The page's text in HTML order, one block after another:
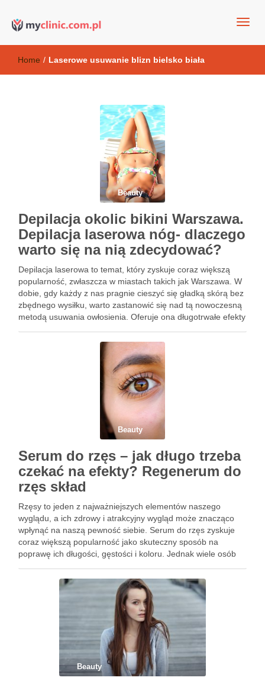
Kosmetyki antyoksydacyjne
Home / Laserowe usuwanie blizn bielsko biała
Beauty
Depilacja okolic bikini Warszawa.
Depilacja laserowa nóg- dlaczego
warto się na nią zdecydować?
Depilacja laserowa to temat, który zyskuje coraz większą
popularność, zwłaszcza w miastach takich jak Warszawa. W
dobie, gdy każdy z nas pragnie cieszyć się gładką skórą bez
zbędnego wysiłku, warto zastanowić się nad tą nowoczesną
metodą usuwania owłosienia. Oferuje ona długotrwałe efekty
Beauty
Serum do rzęs – jak długo trzeba
czekać na efekty? Regenerum do
rzęs skład
Rzęsy to jeden z najważniejszych elementów naszego
wyglądu, a ich zdrowy i atrakcyjny wygląd może znacząco
wpłynąć na naszą pewność siebie. Serum do rzęs zyskuje
coraz większą popularność jako skuteczny sposób na
poprawę ich długości, gęstości i koloru. Jednak wiele osób
Beauty